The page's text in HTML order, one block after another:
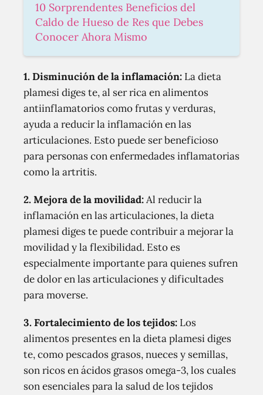
10 Sorprendentes Beneficios del
Caldo de Hueso de Res que Debes
Conocer Ahora Mismo
1. Disminución de la inflamación: La dieta
plamesi diges te, al ser rica en alimentos
antiinflamatorios como frutas y verduras,
ayuda a reducir la inflamación en las
articulaciones. Esto puede ser beneficioso
para personas con enfermedades inflamatorias
como la artritis.
2. Mejora de la movilidad:Al reducir la
inflamación en las articulaciones, la dieta
plamesi diges te puede contribuir a mejorar la
movilidad y la flexibilidad. Esto es
especialmente importante para quienes sufren
de dolor en las articulaciones y dificultades
para moverse.
3. Fortalecimiento de los tejidos: Los
alimentos presentes en la dieta plamesi diges
te, como pescados grasos, nueces y semillas,
son ricos en ácidos grasos omega-3, los cuales
son esenciales para la salud de los tejidos